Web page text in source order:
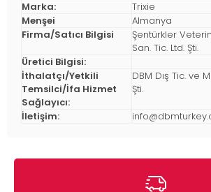
Marka:
Trixie
Menşei
Almanya
Firma/Satıcı Bilgisi
Şentürkler
San. Tic. Ltd. Şti.
Üretici Bilgisi:
İthalatçı/Yetkili
Temsilci/İfa Hizmet
Sağlayıcı:
DBM Dış Tic. ve
Şti.
İletişim: